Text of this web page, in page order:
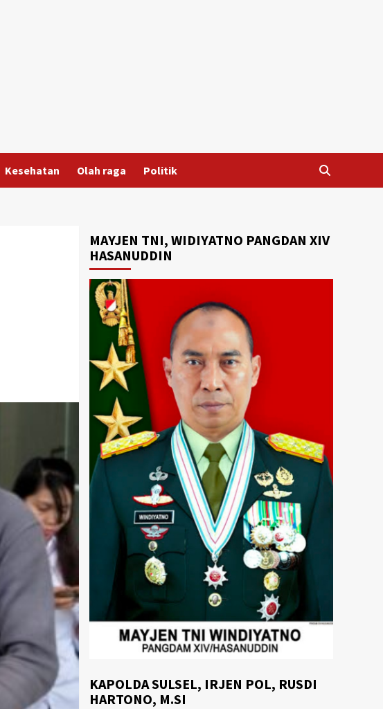
Kesehatan Olah raga Politik
MAYJEN TNI, WIDIYATNO PANGDAN XIV
HASANUDDIN
KAPOLDA SULSEL, IRJEN POL, RUSDI
HARTONO, M.SI